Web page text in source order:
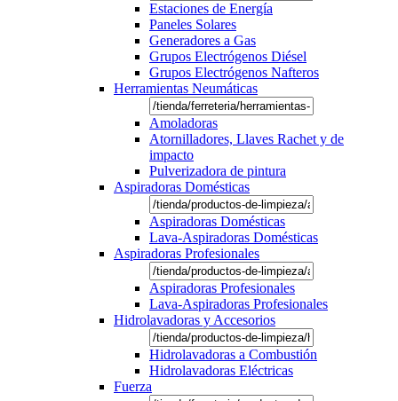
Estaciones de Energía
Paneles Solares
Generadores a Gas
Grupos Electrógenos Diésel
Grupos Electrógenos Nafteros
Herramientas Neumáticas
Amoladoras
Atornilladores, Llaves Rachet y de
impacto
Pulverizadora de pintura
Aspiradoras Domésticas
Aspiradoras Domésticas
Lava-Aspiradoras Domésticas
Aspiradoras Profesionales
Aspiradoras Profesionales
Lava-Aspiradoras Profesionales
Hidrolavadoras y Accesorios
Hidrolavadoras a Combustión
Hidrolavadoras Eléctricas
Fuerza